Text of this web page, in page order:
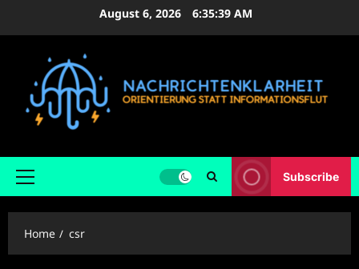
August 6, 2026 6:35:40 AM
Primary
Subscribe
Home csr